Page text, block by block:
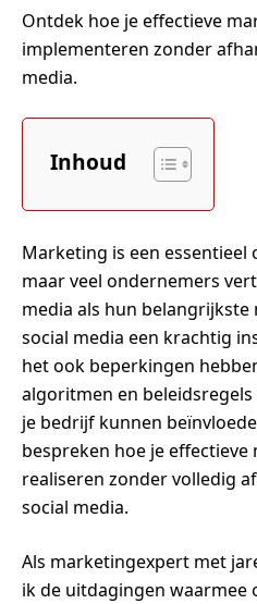
Ontdek hoe je effectieve
implementeren zonder
media.
Inhoud
Marketing is een essentieel
maar veel ondernemers
media als hun
social media een krachtig
het ook beperkingen
algoritmen en
je bedrijf kunnen
bespreken hoe je
realiseren zonder volledig
social media.
Als marketingexpert met
ik de uitdagingen waarmee